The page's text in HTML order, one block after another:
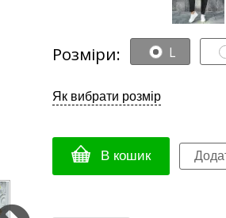
Розміри: L
Як вибрати розмір
В кошик